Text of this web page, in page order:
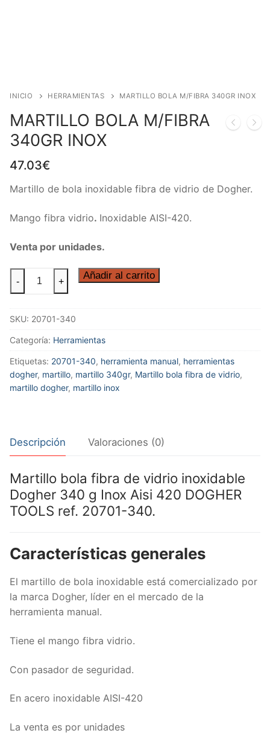
INICIO HERRAMIENTAS MARTILLO BOLA M/FIBRA 340GR INOX
MARTILLO BOLA M/FIBRA
340GR INOX
47.03€
Martillo de bola inoxidable fibra de vidrio de Dogher.
Mango fibra vidrio. Inoxidable AISI-420.
Venta por unidades.
MARTILLO
BOLA
340GR
INOX
- + Añadir al carrito
SKU: 20701-340
Categoría: Herramientas
Etiquetas: 20701-340, herramienta manual, herramientas
dogher, martillo, martillo 340gr, Martillo bola fibra de vidrio,
martillo dogher, martillo inox
Descripción Valoraciones (0)
Martillo bola fibra de vidrio inoxidable
Dogher 340 g Inox Aisi 420 DOGHER
TOOLS ref. 20701-340.
Características generales
El martillo de bola inoxidable está comercializado por
la marca Dogher, líder en el mercado de la
herramienta manual.
Tiene el mango fibra vidrio.
Con pasador de seguridad.
En acero inoxidable AISI-420
La venta es por unidades